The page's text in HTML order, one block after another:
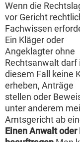
Wenn die
vor Gericht
Fachwissen
Ein Kläger oder
Angeklagter ohne
Rechtsanwalt darf
diesem Fall keine
erheben, Anträge
stellen oder
unter anderem
Amtsgericht ab
Einen Anwalt